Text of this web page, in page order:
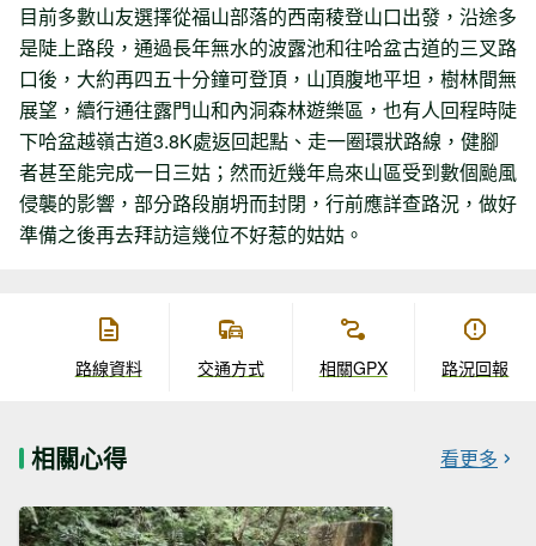
目前多數山友選擇從福山部落的西南稜登山口出發，沿途多
是陡上路段，通過長年無水的波露池和往哈盆古道的三叉路
口後，大約再四五十分鐘可登頂，山頂腹地平坦，樹林間無
展望，續行通往露門山和內洞森林遊樂區，也有人回程時陡
下哈盆越嶺古道3.8K處返回起點、走一圈環狀路線，健腳
者甚至能完成一日三姑；然而近幾年烏來山區受到數個颱風
侵襲的影響，部分路段崩坍而封閉，行前應詳查路況，做好
準備之後再去拜訪這幾位不好惹的姑姑。
路線資料 交通方式 相關GPX 路況回報
相關心得 看更多